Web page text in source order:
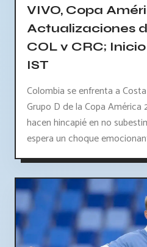
VIVO, Copa
Actualizaciones
COL v CRC;
IST
Colombia se enfrenta a
Grupo D de la Copa
hacen hincapié en no
espera un choque